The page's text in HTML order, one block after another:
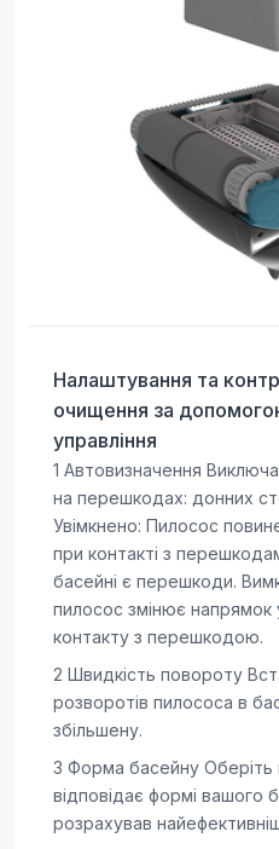
Налаштування та
очищення за
управління
1 Автовизначення
на перешкодах: донних
Увімкнено: Пилосос
при контакті з
басейні є перешкоди.
пилосос змінює напрямок
контакту з перешкодою.
2 Швидкість повороту
розворотів пилососа в
збільшену.
3 Форма басейну Оберіть
відповідає формі вашого
розрахував